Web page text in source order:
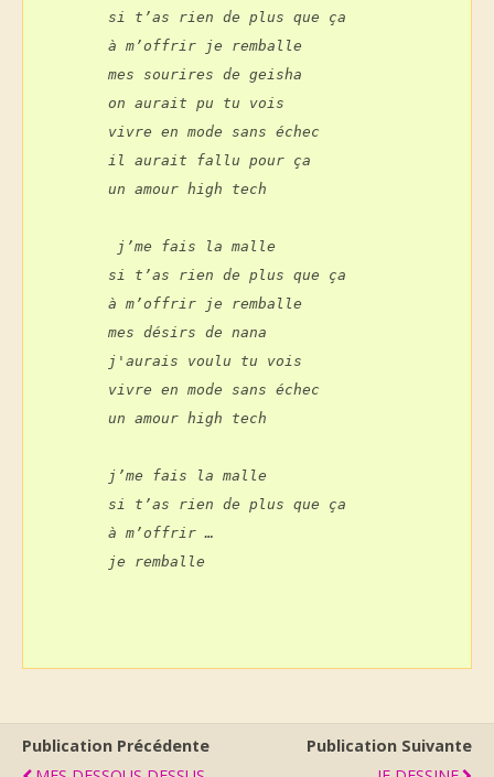
si t’as rien de plus que ça
à m’offrir je remballe
mes sourires de geisha
on aurait pu tu vois
vivre en mode sans échec
il aurait fallu pour ça
un amour high tech
j’me fais la malle
si t’as rien de plus que ça
à m’offrir je remballe
mes désirs de nana
j'aurais voulu tu vois
vivre en mode sans échec
un amour high tech
j’me fais la malle
si t’as rien de plus que ça
à m’offrir …
je remballe
Publication Précédente
Publication Suivante